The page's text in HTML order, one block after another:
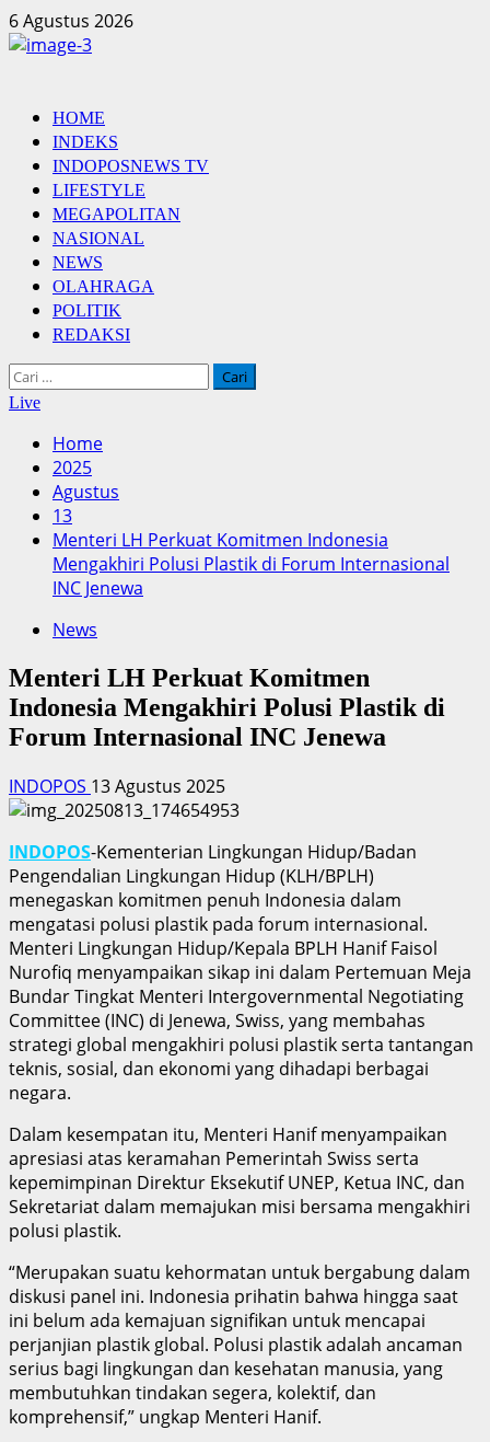
Skip
to
6 Agustus 2026
Primary
Menu
HOME
INDEKS
INDOPOSNEWS TV
LIFESTYLE
MEGAPOLITAN
NASIONAL
NEWS
OLAHRAGA
POLITIK
REDAKSI
Cari
untuk:
Live
Home
2025
Agustus
13
Menteri LH Perkuat Komitmen Indonesia
Mengakhiri Polusi Plastik di Forum Internasional
INC Jenewa
News
Menteri LH Perkuat Komitmen
Indonesia Mengakhiri Polusi Plastik di
Forum Internasional INC Jenewa
INDOPOS 13 Agustus 2025
INDOPOS-Kementerian Lingkungan Hidup/Badan
Pengendalian Lingkungan Hidup (KLH/BPLH)
menegaskan komitmen penuh Indonesia dalam
mengatasi polusi plastik pada forum internasional.
Menteri Lingkungan Hidup/Kepala BPLH Hanif Faisol
Nurofiq menyampaikan sikap ini dalam Pertemuan Meja
Bundar Tingkat Menteri Intergovernmental Negotiating
Committee (INC) di Jenewa, Swiss, yang membahas
strategi global mengakhiri polusi plastik serta tantangan
teknis, sosial, dan ekonomi yang dihadapi berbagai
negara.
Dalam kesempatan itu, Menteri Hanif menyampaikan
apresiasi atas keramahan Pemerintah Swiss serta
kepemimpinan Direktur Eksekutif UNEP, Ketua INC, dan
Sekretariat dalam memajukan misi bersama mengakhiri
polusi plastik.
“Merupakan suatu kehormatan untuk bergabung dalam
diskusi panel ini. Indonesia prihatin bahwa hingga saat
ini belum ada kemajuan signifikan untuk mencapai
perjanjian plastik global. Polusi plastik adalah ancaman
serius bagi lingkungan dan kesehatan manusia, yang
membutuhkan tindakan segera, kolektif, dan
komprehensif,” ungkap Menteri Hanif.